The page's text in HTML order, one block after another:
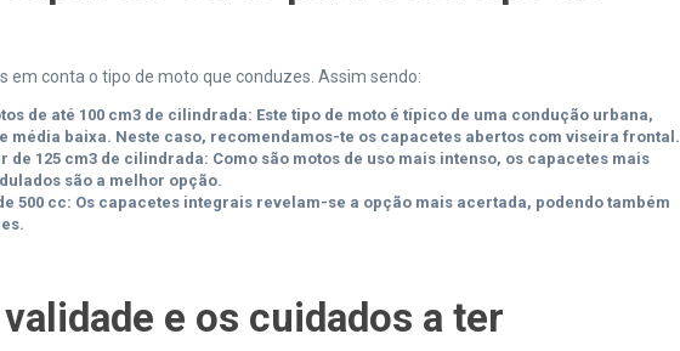
em conta o tipo de moto que conduzes. Assim sendo:
de até 100 cm3 de cilindrada: Este tipo de moto é típico de uma condução urbana,
média baixa. Neste caso, recomendamos-te os capacetes abertos com viseira frontal.
de 125 cm3 de cilindrada: Como são motos de uso mais intenso, os capacetes mais
são a melhor opção.
500 cc: Os capacetes integrais revelam-se a opção mais acertada, podendo também
e os cuidados a ter